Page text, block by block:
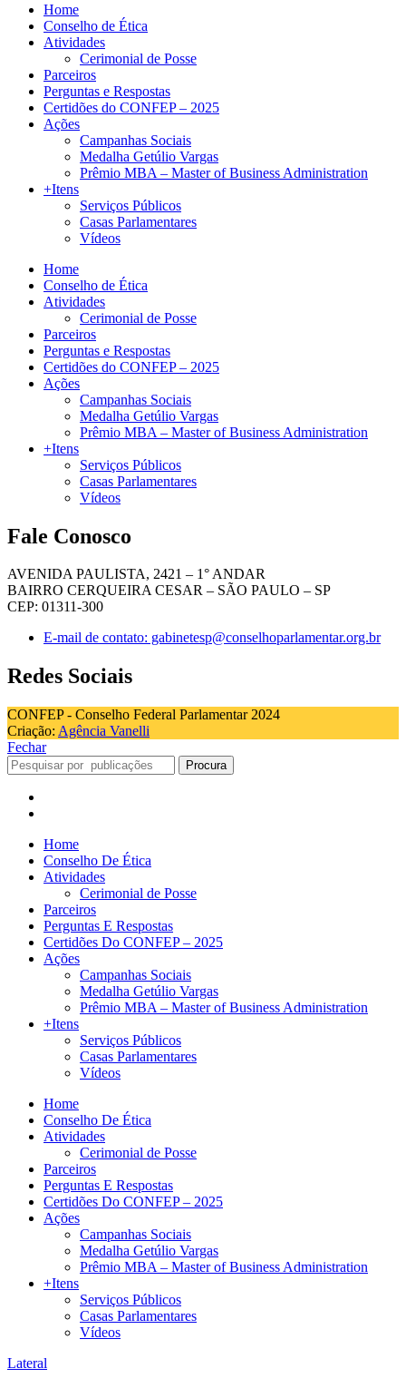
Home
Conselho de Ética
Atividades
Cerimonial de Posse
Parceiros
Perguntas e Respostas
Certidões do CONFEP – 2025
Ações
Campanhas Sociais
Medalha Getúlio Vargas
Prêmio MBA – Master of Business Administration
+Itens
Serviços Públicos
Casas Parlamentares
Vídeos
Home
Conselho de Ética
Atividades
Cerimonial de Posse
Parceiros
Perguntas e Respostas
Certidões do CONFEP – 2025
Ações
Campanhas Sociais
Medalha Getúlio Vargas
Prêmio MBA – Master of Business Administration
+Itens
Serviços Públicos
Casas Parlamentares
Vídeos
Fale Conosco
AVENIDA PAULISTA, 2421 – 1° ANDAR
BAIRRO CERQUEIRA CESAR – SÃO PAULO – SP
CEP: 01311-300
E-mail de contato: gabinetesp@conselhoparlamentar.org.br
Redes Sociais
CONFEP - Conselho Federal Parlamentar 2024
Criação: Agência Vanelli
Fechar
Procura
Home
Conselho De Ética
Atividades
Cerimonial de Posse
Parceiros
Perguntas E Respostas
Certidões Do CONFEP – 2025
Ações
Campanhas Sociais
Medalha Getúlio Vargas
Prêmio MBA – Master of Business Administration
+Itens
Serviços Públicos
Casas Parlamentares
Vídeos
Home
Conselho De Ética
Atividades
Cerimonial de Posse
Parceiros
Perguntas E Respostas
Certidões Do CONFEP – 2025
Ações
Campanhas Sociais
Medalha Getúlio Vargas
Prêmio MBA – Master of Business Administration
+Itens
Serviços Públicos
Casas Parlamentares
Vídeos
Lateral